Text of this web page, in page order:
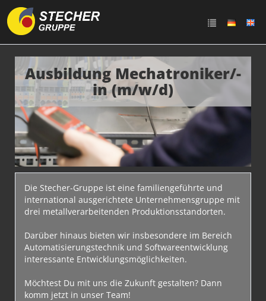
Ausbildung Mechatroniker/-
in (m/w/d)
Die Stecher-Gruppe ist eine familiengeführte und
international ausgerichtete Unternehmensgruppe mit
drei metallverarbeitenden Produktionsstandorten.
Darüber hinaus bieten wir insbesondere im Bereich
Automatisierungstechnik und Softwareentwicklung
interessante Entwicklungsmöglichkeiten.
Möchtest Du mit uns die Zukunft gestalten? Dann
komm jetzt in unser Team!